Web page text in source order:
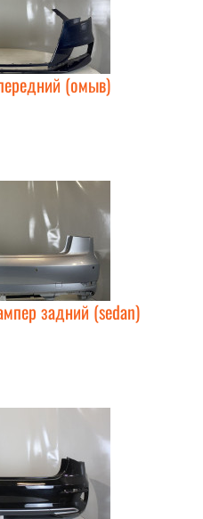
(омыв)
задний (sedan)